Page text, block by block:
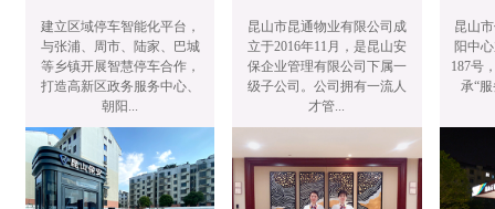
建立区域停车智能化平台，
与张浦、周市、陆家、巴城
等乡镇开展智慧停车合作，
打造高新区政务服务中心、
朝阳...
昆山市昆通物业有限公司成
立于2016年11月，是昆山安
保企业管理有限公司下属一
级子公司。公司拥有一流人
才管...
昆山市
阳中心
187号
承“服